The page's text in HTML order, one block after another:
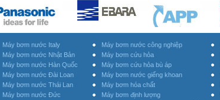
Máy bơm nước Italy
Máy bơm nước Nhật Bản
Máy bơm nước Hàn Quốc
Máy bơm nước Đài Loan
Máy bơm nước Thái Lan
Máy bơm nước Đức
Máy bơm nước công nghiệp
Máy bơm cứu hỏa
Máy bơm cứu hỏa bù áp
Máy bơm nước giếng khoan
Máy bơm hóa chất
Máy bơm định lượng